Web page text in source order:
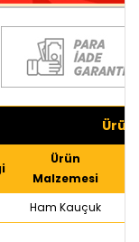
Ürün
Malzemesi
Ham Kauçuk